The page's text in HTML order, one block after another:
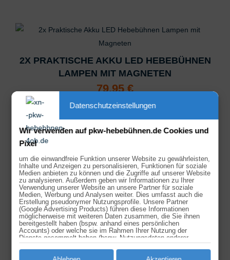
2X PRAKTISCHE AKKU LED HEBEBÜHNEN
LAMPEN MIT MAGNETEN
79,95€
2x Praktische Akku LED Hebebühnen Lampen mit Magneten
inkl. 19 % MwSt.
zzgl.Versandkosten
Angebot!
AUTOMATISCHE DRUCKLUFT TROMMEL
MIT KOMPRESSOR + PRAKTISCHER
WANDHALTERUNG 7 M SCHLAUCH
Datenschutzeinstellungen
Wir verwenden auf pkw-hebebühnen.de Cookies und
Pixel
um die einwandfreie Funktion unserer Website zu gewährleisten,
Inhalte und Anzeigen zu personalisieren, Funktionen für soziale
Medien anbieten zu können und die Zugriffe auf unserer Website
zu analysieren. Außerdem geben wir Informationen zu Ihrer
Verwendung unserer Website an unsere Partner für soziale
Medien, Werbung und Analysen weiter. Dies umfasst auch die
Erstellung pseudonymer Nutzungsprofile. Unsere Partner
(Google Advertising Products) führen diese Informationen
möglicherweise mit weiteren Daten zusammen, die Sie ihnen
bereitgestellt haben (bspw. anhand eines persönlichen
Accounts) oder welche sie im Rahmen Ihrer Nutzung der
Dienste gesammelt haben (bspw. Nutzungsdaten anderer
Geräte). Ihre Einwilligung zur Nutzung von Cookies und Pixeln
können Sie jederzeit widerrufen, indem Sie auf den